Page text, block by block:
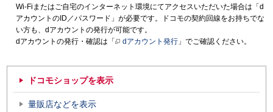
Wi-Fiまたはご自宅のインターネット環境にてアクセスいただいた場合は「d
アカウントのID／パスワード」が必要です。ドコモの契約回線をお持ちでな
い方も、dアカウントの発行が可能です。
dアカウントの発行・確認は「
dアカウント発行 」でご確認ください。
ドコモショップを表示
量販店などを表示